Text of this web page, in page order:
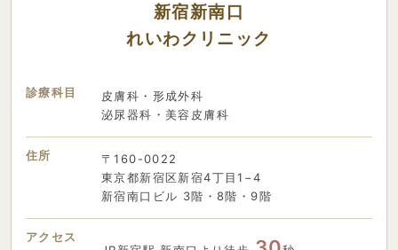
新宿新南口
れいわクリニック
診療科目
皮膚科・形成外科
泌尿器科・美容皮膚科
住所
〒160-0022
東京都新宿区新宿4丁目1−4
新宿南口ビル 3階・8階・9階
アクセス